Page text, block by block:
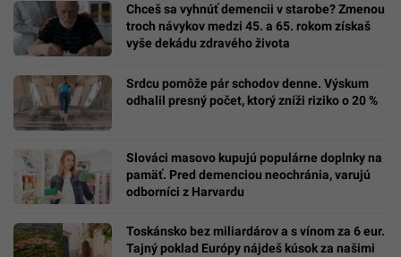
Chceš sa vyhnúť demencii v starobe? Zmenou
troch návykov medzi 45. a 65. rokom získaš
vyše dekádu zdravého života
Srdcu pomôže pár schodov denne. Výskum
odhalil presný počet, ktorý zníži riziko o 20 %
Slováci masovo kupujú populárne doplnky na
pamäť. Pred demenciou neochránia, varujú
odborníci z Harvardu
Toskánsko bez miliardárov a s vínom za 6 eur.
Tajný poklad Európy nájdeš kúsok za našimi